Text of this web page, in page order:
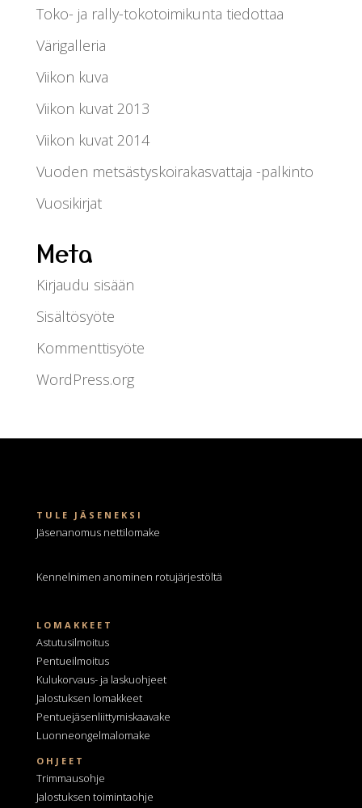
Toko- ja rally-tokotoimikunta tiedottaa
Värigalleria
Viikon kuva
Viikon kuvat 2013
Viikon kuvat 2014
Vuoden metsästyskoirakasvattaja -palkinto
Vuosikirjat
Meta
Kirjaudu sisään
Sisältösyöte
Kommenttisyöte
WordPress.org
TULE JÄSENEKSI
Jäsenanomus nettilomake
Kennelnimen anominen rotujärjestöltä
LOMAKKEET
Astutusilmoitus
Pentueilmoitus
Kulukorvaus- ja laskuohjeet
Jalostuksen lomakkeet
Pentuejäsenliittymiskaavake
Luonneongelmalomake
OHJEET
Trimmausohje
Jalostuksen toimintaohje